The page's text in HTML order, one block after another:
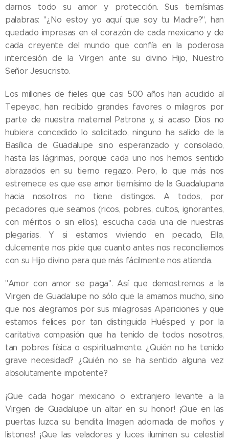
darnos todo su amor y protección. Sus tiernísimas
palabras: "¿No estoy yo aquí que soy tu Madre?", han
quedado impresas en el corazón de cada mexicano y de
cada creyente del mundo que confía en la poderosa
intercesión de la Virgen ante su divino Hijo, Nuestro
Señor Jesucristo.
Los millones de fieles que casi 500 años han acudido al
Tepeyac, han recibido grandes favores o milagros por
parte de nuestra maternal Patrona y, si acaso Dios no
hubiera concedido lo solicitado, ninguno ha salido de la
Basílica de Guadalupe sino esperanzado y consolado,
hasta las lágrimas, porque cada uno nos hemos sentido
abrazados en su tierno regazo. Pero, lo que más nos
estremece es que ese amor tiernísimo de la Guadalupana
hacia nosotros no tiene distingos. A todos, por
pecadores que seamos (ricos, pobres, cultos, ignorantes,
con méritos o sin ellos), escucha cada una de nuestras
plegarias. Y si estamos viviendo en pecado, Ella,
dulcemente nos pide que cuanto antes nos reconciliemos
con su Hijo divino para que más fácilmente nos atienda.
"Amor con amor se paga". Así que demostremos a la
Virgen de Guadalupe no sólo que la amamos mucho, sino
que nos alegramos por sus milagrosas Apariciones y que
estamos felices por tan distinguida Huésped y por la
caritativa compasión que ha tenido de todos nosotros,
tan pobres física o espiritualmente. ¿Quién no ha tenido
grave necesidad? ¿Quién no se ha sentido alguna vez
absolutamente impotente?
¡Que cada hogar mexicano o extranjero levante a la
Virgen de Guadalupe un altar en su honor! ¡Que en las
puertas luzca su bendita Imagen adornada de moños y
listones! ¡Que las veladores y luces iluminen su celestial